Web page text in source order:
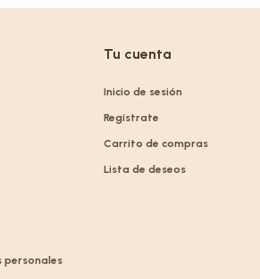
Tu cuenta
Inicio de sesión
Regístrate
Carrito de compras
Lista de deseos